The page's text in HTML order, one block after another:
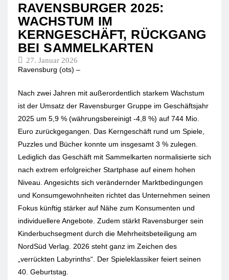
RAVENSBURGER 2025:
WACHSTUM IM
KERNGESCHÄFT, RÜCKGANG
BEI SAMMELKARTEN
27. Januar 2026
Ravensburg (ots) –
Nach zwei Jahren mit außerordentlich starkem Wachstum
ist der Umsatz der Ravensburger Gruppe im Geschäftsjahr
2025 um 5,9 % (währungsbereinigt -4,8 %) auf 744 Mio.
Euro zurückgegangen. Das Kerngeschäft rund um Spiele,
Puzzles und Bücher konnte um insgesamt 3 % zulegen.
Lediglich das Geschäft mit Sammelkarten normalisierte sich
nach extrem erfolgreicher Startphase auf einem hohen
Niveau. Angesichts sich verändernder Marktbedingungen
und Konsumgewohnheiten richtet das Unternehmen seinen
Fokus künftig stärker auf Nähe zum Konsumenten und
individuellere Angebote. Zudem stärkt Ravensburger sein
Kinderbuchsegment durch die Mehrheitsbeteiligung am
NordSüd Verlag. 2026 steht ganz im Zeichen des
„verrückten Labyrinths“. Der Spieleklassiker feiert seinen
40. Geburtstag.